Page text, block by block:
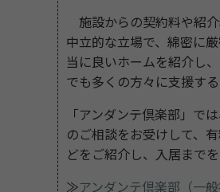
施設からの契約料や紹
中立的な立場で、綿密に
当に良いホームを紹介し
でも多くの方々に支援する
「アンダンテ倶楽部」で
のご相談をお受けして、
どをご紹介し、入居まで
≫アンダンテ倶楽部（一